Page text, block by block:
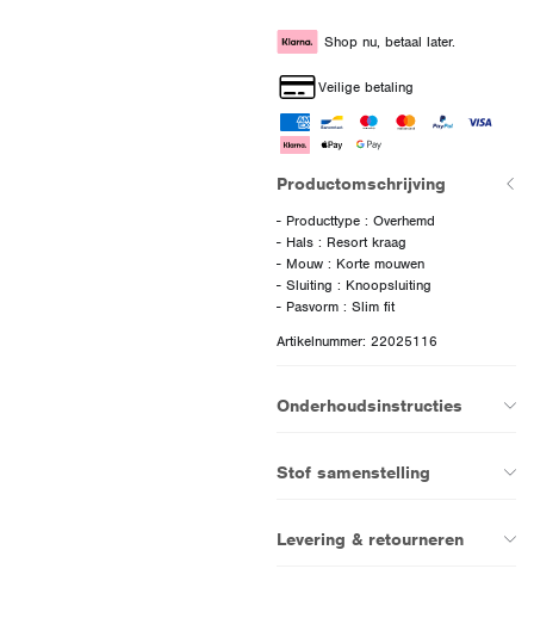
Shop nu, betaal later.
Veilige betaling
Productomschrijving
- Producttype : Overhemd
- Hals : Resort kraag
- Mouw : Korte mouwen
- Sluiting : Knoopsluiting
- Pasvorm : Slim fit
Artikelnummer: 22025116
Onderhoudsinstructies
Stof samenstelling
Levering & retourneren